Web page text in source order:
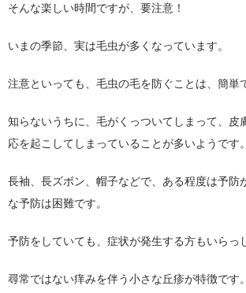
そんな楽しい時間ですが、要注意！
いまの季節、実は毛虫が多くなっています。
注意といっても、毛虫の毛を防ぐことは、簡単
知らないうちに、毛がくっついてしまって、皮
応を起こしてしまっていることが多いようです。
長袖、長ズボン、帽子などで、ある程度は予防
な予防は困難です。
予防をしていても、症状が発生する方もいらっ
尋常ではない痒みを伴う小さな丘疹が特徴です。